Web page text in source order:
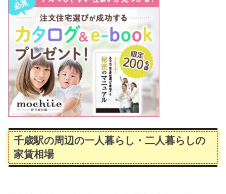
千歳駅の周辺の一人暮らし・二人暮らしの
家賃相場